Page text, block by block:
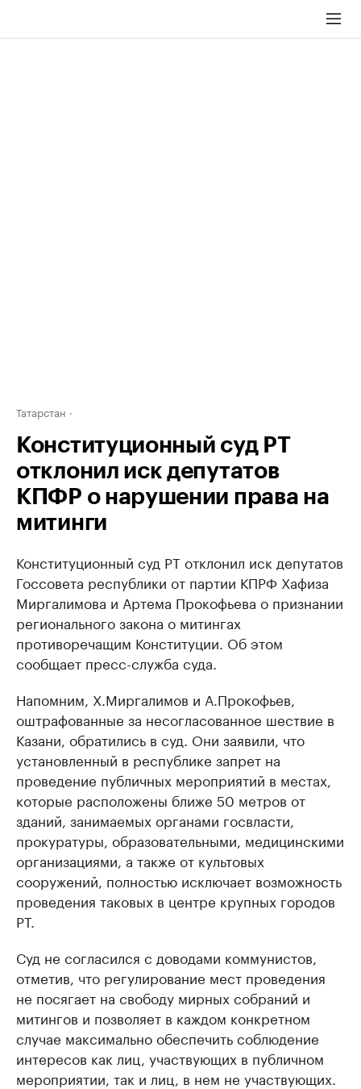
Татарстан
Конституционный суд РТ
отклонил иск депутатов
КПФР о нарушении права на
митинги
Конституционный суд РТ отклонил иск депутатов
Госсовета республики от партии КПРФ Хафиза
Миргалимова и Артема Прокофьева о признании
регионального закона о митингах
противоречащим Конституции. Об этом
сообщает пресс-служба суда.
Напомним, Х.Миргалимов и А.Прокофьев,
оштрафованные за несогласованное шествие в
Казани, обратились в суд. Они заявили, что
установленный в республике запрет на
проведение публичных мероприятий в местах,
которые расположены ближе 50 метров от
зданий, занимаемых органами госвласти,
прокуратуры, образовательными, медицинскими
организациями, а также от культовых
сооружений, полностью исключает возможность
проведения таковых в центре крупных городов
РТ.
Суд не согласился с доводами коммунистов,
отметив, что регулирование мест проведения
не посягает на свободу мирных собраний и
митингов и позволяет в каждом конкретном
случае максимально обеспечить соблюдение
интересов как лиц, участвующих в публичном
мероприятии, так и лиц, в нем не участвующих.